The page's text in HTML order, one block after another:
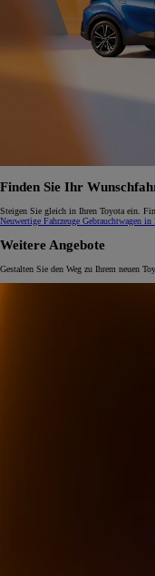
Finden Sie Ihr
Steigen Sie gleich in Ihren Toyota ein.
Neuwertige Fahrzeuge Gebrauchtwagen in
Weitere Angebote
Gestalten Sie den Weg zu Ihrem neuen